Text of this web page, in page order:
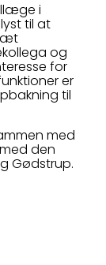
i
til at
og
for
er
til
med
den
Gødstrup.